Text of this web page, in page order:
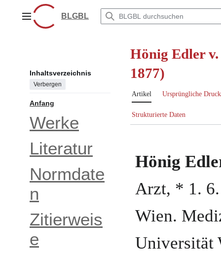
springenHauptmenüBLGBL
Inhaltsverzeichnis
Verbergen
Anfang
Werke
Literatur
Normdate
n
Zitierweis
e
Hönig Edler
1877)
Artikel Ursprüngliche
Strukturierte Daten
Hönig
Arzt, * 1.
Wien.
Universität